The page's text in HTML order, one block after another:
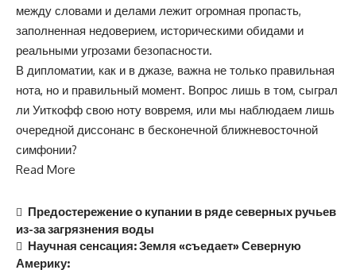
между словами и делами лежит огромная пропасть,
заполненная недоверием, историческими обидами и
реальными угрозами безопасности.
В дипломатии, как и в джазе, важна не только правильная
нота, но и правильный момент. Вопрос лишь в том, сыграл
ли Уиткофф свою ноту вовремя, или мы наблюдаем лишь
очередной диссонанс в бесконечной ближневосточной
симфонии?
Read More
Предостережение о купании в ряде северных ручьев
из-за загрязнения воды
Научная сенсация: Земля «съедает» Северную
Америку: